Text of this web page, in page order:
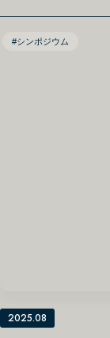
#シンポジウム
2025.08